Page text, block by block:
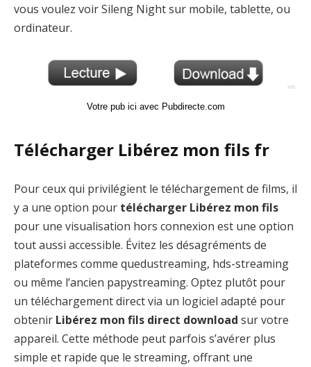
vous voulez voir Sileng Night sur mobile, tablette, ou
ordinateur.
Votre pub ici avec Pubdirecte.com
Télécharger Libérez mon fils fr
Pour ceux qui privilégient le téléchargement de films, il
y a une option pour télécharger Libérez mon fils
pour une visualisation hors connexion est une option
tout aussi accessible. Évitez les désagréments de
plateformes comme quedustreaming, hds-streaming
ou même l’ancien papystreaming. Optez plutôt pour
un téléchargement direct via un logiciel adapté pour
obtenir Libérez mon fils direct download sur votre
appareil. Cette méthode peut parfois s’avérer plus
simple et rapide que le streaming, offrant une